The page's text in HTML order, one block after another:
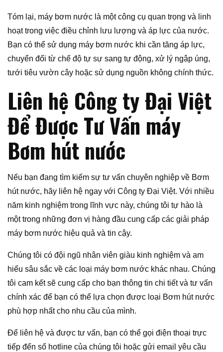
Tóm lại, máy bơm nước là một công cụ quan trọng và linh
hoạt trong việc điều chỉnh lưu lượng và áp lực của nước.
Bạn có thể sử dụng máy bơm nước khi cần tăng áp lực,
chuyển đổi từ chế độ tự sự sang tự động, xử lý ngập úng,
tưới tiêu vườn cây hoặc sử dụng nguồn không chính thức.
Liên hệ Công ty Đại Việt
Để Được Tư Vấn máy
Bơm hút nước
Nếu bạn đang tìm kiếm sự tư vấn chuyên nghiệp về Bơm
hút nước, hãy liên hệ ngay với Công ty Đại Việt. Với nhiều
năm kinh nghiệm trong lĩnh vực này, chúng tôi tự hào là
một trong những đơn vị hàng đầu cung cấp các giải pháp
máy bơm nước hiệu quả và tin cậy.
Chúng tôi có đội ngũ nhân viên giàu kinh nghiệm và am
hiểu sâu sắc về các loại máy bơm nước khác nhau. Chúng
tôi cam kết sẽ cung cấp cho bạn thông tin chi tiết và tư vấn
chính xác để bạn có thể lựa chọn được loại Bơm hút nước
phù hợp nhất cho nhu cầu của mình.
Để liên hệ và được tư vấn, bạn có thể gọi điện thoại trực
tiếp đến số hotline của chúng tôi hoặc gửi email yêu cầu